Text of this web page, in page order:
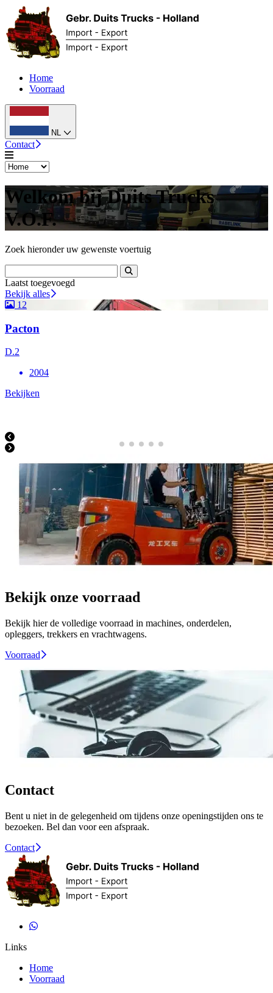
Home
Voorraad
NL
Contact
Welkom bij Duits Trucks
V.O.F.
Zoek hieronder uw gewenste voertuig
Laatst toegevoegd
Bekijk alles
12
Pacton
D.2
2004
Bekijken
Bekijk onze voorraad
Bekijk hier de volledige voorraad in machines, onderdelen,
opleggers, trekkers en vrachtwagens.
Voorraad
Contact
Bent u niet in de gelegenheid om tijdens onze openingstijden ons te
bezoeken. Bel dan voor een afspraak.
Contact
Links
Home
Voorraad